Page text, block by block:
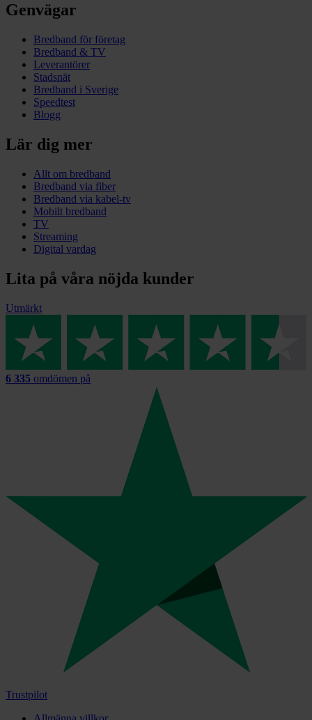
Genvägar
Bredband för företag
Bredband & TV
Leverantörer
Stadsnät
Bredband i Sverige
Speedtest
Blogg
Lär dig mer
Allt om bredband
Bredband via fiber
Bredband via kabel-tv
Mobilt bredband
TV
Streaming
Digital vardag
Lita på våra nöjda kunder
Utmärkt
6 335 omdömen på
Trustpilot